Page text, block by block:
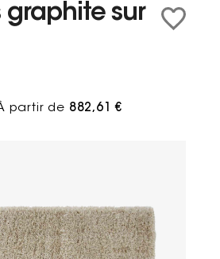
graphite sur
partir de 882,61 €